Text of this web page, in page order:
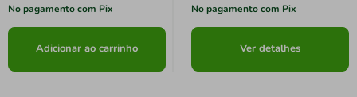
No pagamento com Pix
Adicionar ao carrinho
No pagamento com Pix
Ver detalhes